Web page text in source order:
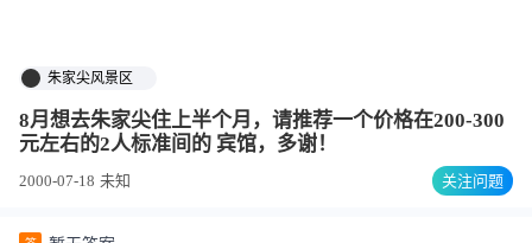
朱家尖风景区
8月想去朱家尖住上半个月，请推荐一个价格在200-300
元左右的2人标准间的 宾馆，多谢！
2000-07-18 未知 关注问题